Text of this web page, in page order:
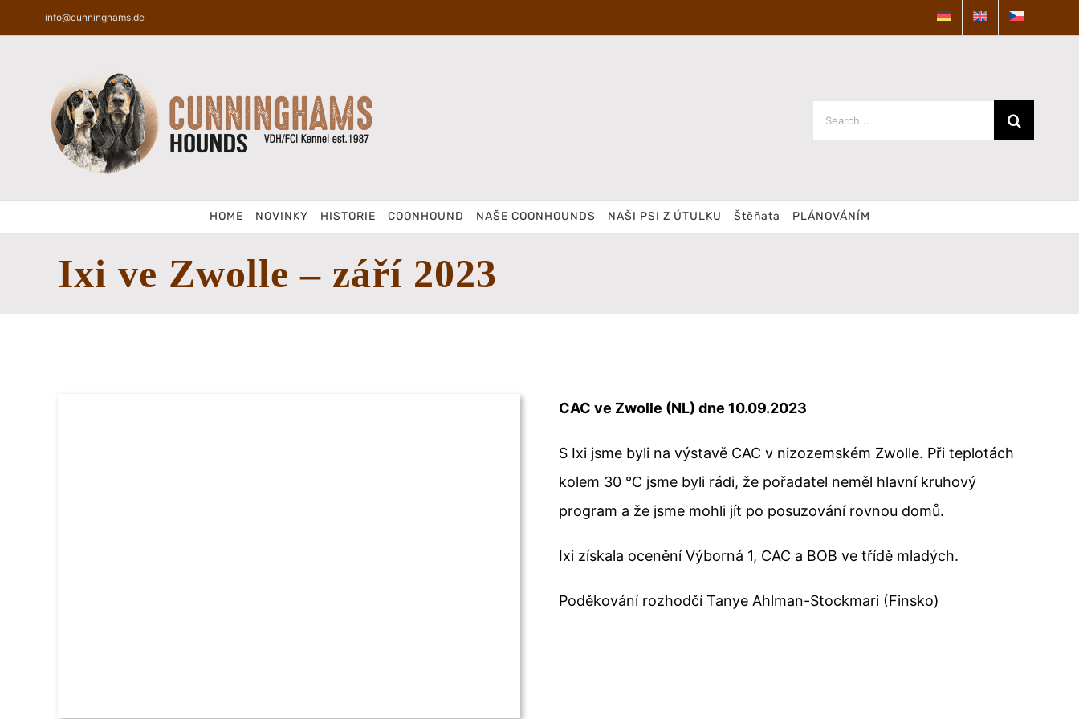
info@cunninghams.de
Search
HOME NOVINKY HISTORIE COONHOUND NAŠE COONHOUNDS NAŠI PSI Z ÚTULKU Štěňata PLÁNOVÁNÍM
Ixi ve Zwolle – září 2023
CAC ve Zwolle (NL) dne 10.09.2023
S Ixi jsme byli na výstavě CAC v nizozemském Zwolle. Při teplotách
kolem 30 °C jsme byli rádi, že pořadatel neměl hlavní kruhový
program a že jsme mohli jít po posuzování rovnou domů.
Ixi získala ocenění Výborná 1, CAC a BOB ve třídě mladých.
Poděkování rozhodčí Tanye Ahlman-Stockmari (Finsko)